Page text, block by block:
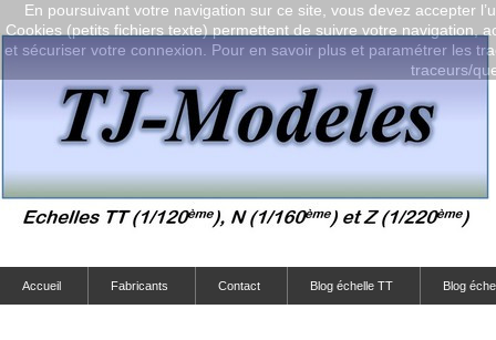
Accueil Fabricants Contact Blog échelle TT Blog
En poursuivant votre navigation sur ce site, vous devez accepter
Cookies (petits fichiers texte) permettent de suivre votre navigation,
et sécuriser votre connexion. Pour en savoir plus et paramétrer les
traceurs/